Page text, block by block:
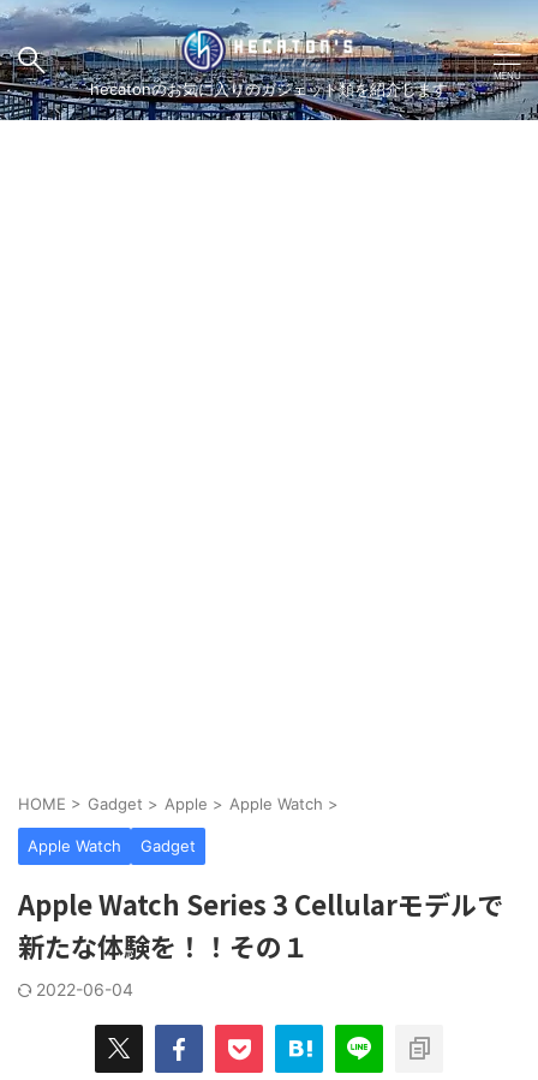
hecatonのお気に入りのガジェット類を紹介します
HOME > Gadget > Apple > Apple Watch >
Apple Watch Gadget
Apple Watch Series 3 Cellularモデルで
新たな体験を！！その１
2022-06-04